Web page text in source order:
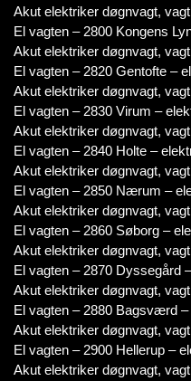
Akut elektriker døgnvagt,
El vagten – 2800 Kongens
Akut elektriker døgnvagt,
El vagten – 2820 Gentofte –
Akut elektriker døgnvagt,
El vagten – 2830 Virum –
Akut elektriker døgnvagt,
El vagten – 2840 Holte –
Akut elektriker døgnvagt,
El vagten – 2850 Nærum –
Akut elektriker døgnvagt,
El vagten – 2860 Søborg –
Akut elektriker døgnvagt,
El vagten – 2870 Dyssegård
Akut elektriker døgnvagt,
El vagten – 2880 Bagsværd
Akut elektriker døgnvagt,
El vagten – 2900 Hellerup –
Akut elektriker døgnvagt,